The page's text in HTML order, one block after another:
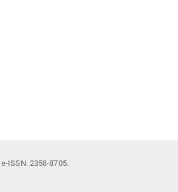
ISSN: 2358-8705.